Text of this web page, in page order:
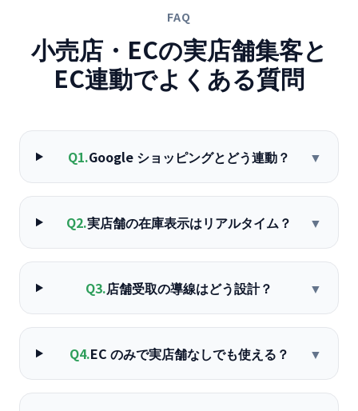
FAQ
小売店・ECの実店舗集客と
EC連動でよくある質問
Q1.Google ショッピングとどう連動？ ▼
Q2.実店舗の在庫表示はリアルタイム？ ▼
Q3.店舗受取の導線はどう設計？ ▼
Q4.EC のみで実店舗なしでも使える？ ▼